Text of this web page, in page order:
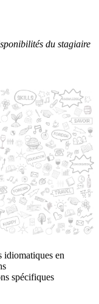
du stagiaire
idiomatiques en
spécifiques